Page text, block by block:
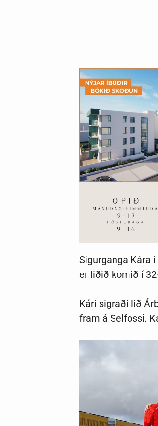
Sigurganga Kára
er liðið komið í
Kári sigraði lið
fram á Selfossi.